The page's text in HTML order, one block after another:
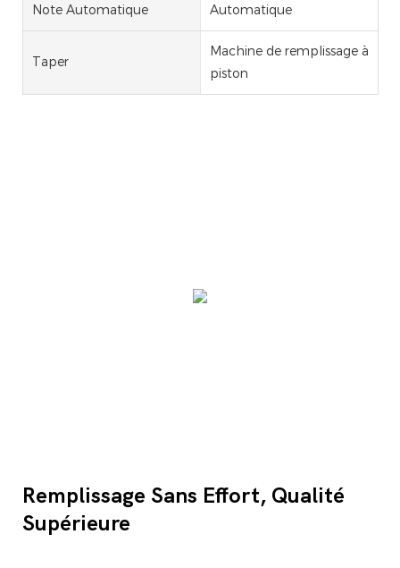
Note Automatique Automatique
Taper
Machine de remplissage à
piston
Remplissage Sans Effort, Qualité
Supérieure